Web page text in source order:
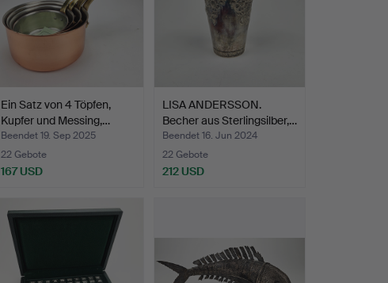
Ein Satz von 4 Töpfen,
Kupfer und Messing,…
Beendet 19. Sep 2025
22 Gebote
167 USD
LISA ANDERSSON.
Becher aus Sterlingsilber,…
Beendet 16. Jun 2024
22 Gebote
212 USD